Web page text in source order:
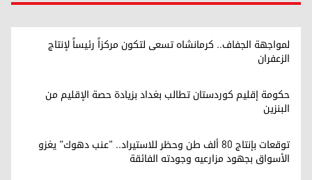
لمواجهة الجفاف.. كرمانشاه تسعى لتكون مركزاً رئيساً لإنتاج
الزعفران
حكومة إقليم كوردستان تطالب بغداد بزيادة حصة الإقليم من
البنزين
توقعات بإنتاج 80 ألف طن وحظر للاستيراد.. "عنب دهوك" يغزو
الأسواق بجهود مزارعيه وجودته الفائقة